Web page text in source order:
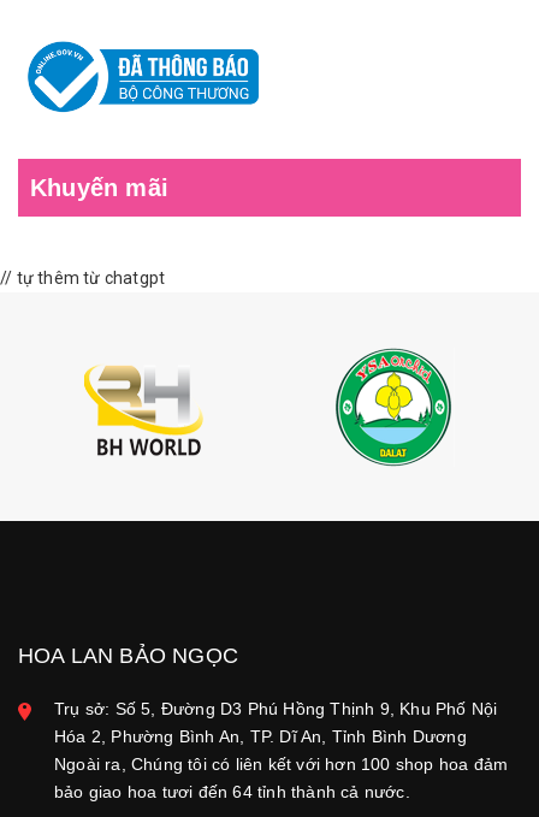
Khuyến mãi
// tự thêm từ chatgpt
HOA LAN BẢO NGỌC
Trụ sở: Số 5, Đường D3 Phú Hồng Thịnh 9, Khu Phố Nội
Hóa 2, Phường Bình An, TP. Dĩ An, Tỉnh Bình Dương
Ngoài ra, Chúng tôi có liên kết với hơn 100 shop hoa đảm
bảo giao hoa tươi đến 64 tỉnh thành cả nước.